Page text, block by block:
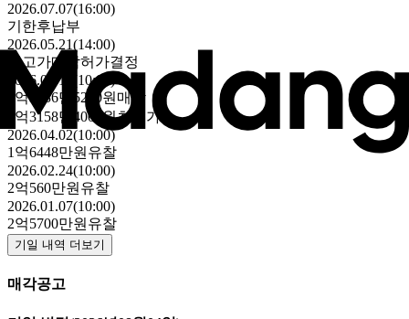
2026.07.07(16:00)
기한후납부
2026.05.21(14:00)
최고가매각허가결정
2026.05.14(10:00)
1억3236만5240원 매각
1억3158만4000원최저가
2026.04.02(10:00)
1억6448만원 유찰
2026.02.24(10:00)
2억560만원 유찰
2026.01.07(10:00)
2억5700만원 유찰
기일 내역 더보기
매각공고